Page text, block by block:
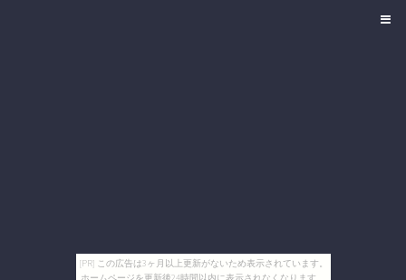
[PR] この広告は3ヶ月以上更新がないため表示されています。